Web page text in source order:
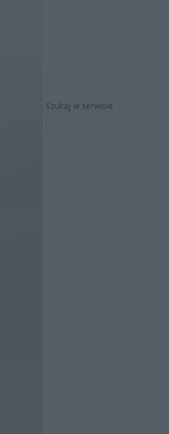
Szukaj w serwisie